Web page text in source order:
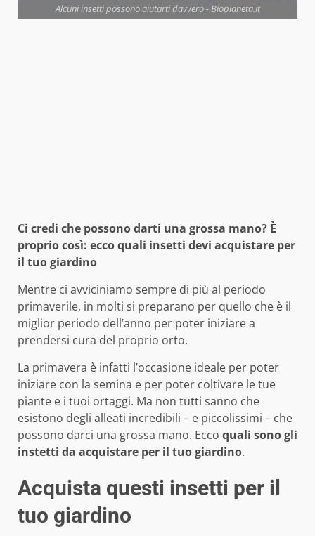
Alcuni insetti possono aiutarti davvero - Biopianeta.it
Ci credi che possono darti una grossa mano? È
proprio così: ecco quali insetti devi acquistare per
il tuo giardino
Mentre ci avviciniamo sempre di più al periodo
primaverile, in molti si preparano per quello che è il
miglior periodo dell’anno per poter iniziare a
prendersi cura del proprio orto.
La primavera è infatti l’occasione ideale per poter
iniziare con la semina e per poter coltivare le tue
piante e i tuoi ortaggi. Ma non tutti sanno che
esistono degli alleati incredibili – e piccolissimi – che
possono darci una grossa mano. Ecco quali sono gli
instetti da acquistare per il tuo giardino.
Acquista questi insetti per il
tuo giardino